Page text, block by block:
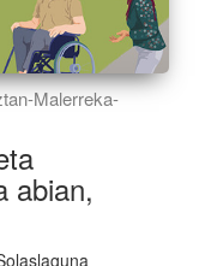
Malerreka-
abian,